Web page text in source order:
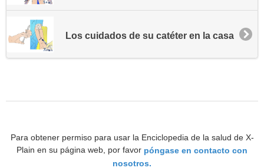
Los cuidados de su catéter en la casa
Para obtener permiso para usar la Enciclopedia de la salud de X-
Plain en su página web, por favor póngase en contacto con
nosotros.